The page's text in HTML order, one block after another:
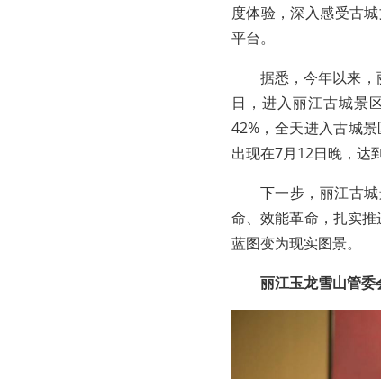
度体验，深入感受古
平台。
据悉，今年以来
日，进入丽江古城景
42%，全天进入古城
出现在7月12日晚，达
下一步，丽江古
命、效能革命，扎实
蓝图变为现实图景。
丽江玉龙雪山管委